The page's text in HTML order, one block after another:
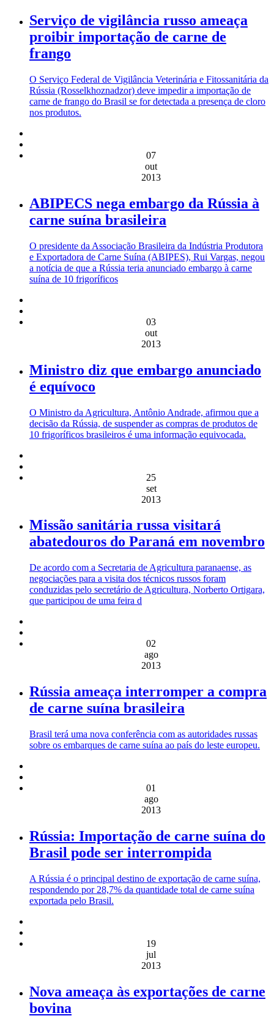
Serviço de vigilância russo ameaça
proibir importação de carne de
frango
O Serviço Federal de Vigilância Veterinária e Fitossanitária da
Rússia (Rosselkhoznadzor) deve impedir a importação de
carne de frango do Brasil se for detectada a presença de cloro
nos produtos.
07
out
2013
ABIPECS nega embargo da Rússia à
carne suína brasileira
O presidente da Associação Brasileira da Indústria Produtora
e Exportadora de Carne Suína (ABIPES), Rui Vargas, negou
a notícia de que a Rússia teria anunciado embargo à carne
suína de 10 frigoríficos
03
out
2013
Ministro diz que embargo anunciado
é equívoco
O Ministro da Agricultura, Antônio Andrade, afirmou que a
decisão da Rússia, de suspender as compras de produtos de
10 frigoríficos brasileiros é uma informação equivocada.
25
set
2013
Missão sanitária russa visitará
abatedouros do Paraná em novembro
De acordo com a Secretaria de Agricultura paranaense, as
negociações para a visita dos técnicos russos foram
conduzidas pelo secretário de Agricultura, Norberto Ortigara,
que participou de uma feira d
02
ago
2013
Rússia ameaça interromper a compra
de carne suína brasileira
Brasil terá uma nova conferência com as autoridades russas
sobre os embarques de carne suína ao país do leste europeu.
01
ago
2013
Rússia: Importação de carne suína do
Brasil pode ser interrompida
A Rússia é o principal destino de exportação de carne suína,
respondendo por 28,7% da quantidade total de carne suína
exportada pelo Brasil.
19
jul
2013
Nova ameaça às exportações de carne
bovina